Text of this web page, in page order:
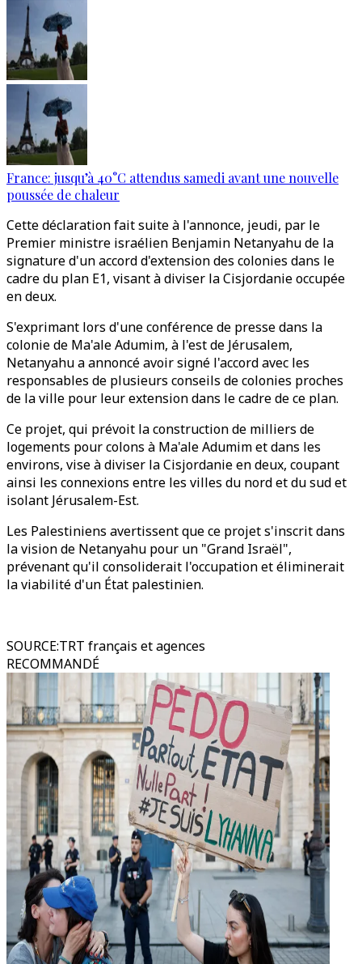
France: jusqu’à 40°C attendus samedi avant une nouvelle
poussée de chaleur
Cette déclaration fait suite à l'annonce, jeudi, par le
Premier ministre israélien Benjamin Netanyahu de la
signature d'un accord d'extension des colonies dans le
cadre du plan E1, visant à diviser la Cisjordanie occupée
en deux.
S'exprimant lors d'une conférence de presse dans la
colonie de Ma'ale Adumim, à l'est de Jérusalem,
Netanyahu a annoncé avoir signé l'accord avec les
responsables de plusieurs conseils de colonies proches
de la ville pour leur extension dans le cadre de ce plan.
Ce projet, qui prévoit la construction de milliers de
logements pour colons à Ma'ale Adumim et dans les
environs, vise à diviser la Cisjordanie en deux, coupant
ainsi les connexions entre les villes du nord et du sud et
isolant Jérusalem-Est.
Les Palestiniens avertissent que ce projet s'inscrit dans
la vision de Netanyahu pour un "Grand Israël",
prévenant qu'il consoliderait l'occupation et éliminerait
la viabilité d'un État palestinien.
SOURCE:TRT français et agences
RECOMMANDÉ